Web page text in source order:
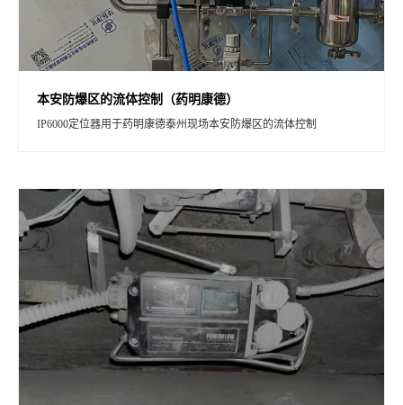
本安防爆区的流体控制（药明康德）
IP6000定位器用于药明康德泰州现场本安防爆区的流体控制